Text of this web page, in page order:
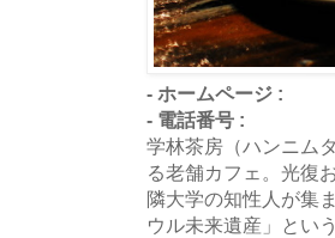
- ホームページ :
- 電話番号 :
学林茶房（ハンニム
る老舗カフェ。光復
隣大学の知性人が集
ウル未来遺産」とい